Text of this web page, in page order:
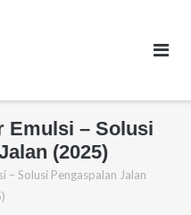
Emulsi – Solusi
(2025)
Solusi Pengaspalan Jalan